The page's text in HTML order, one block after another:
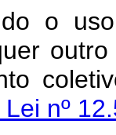
o uso
nº